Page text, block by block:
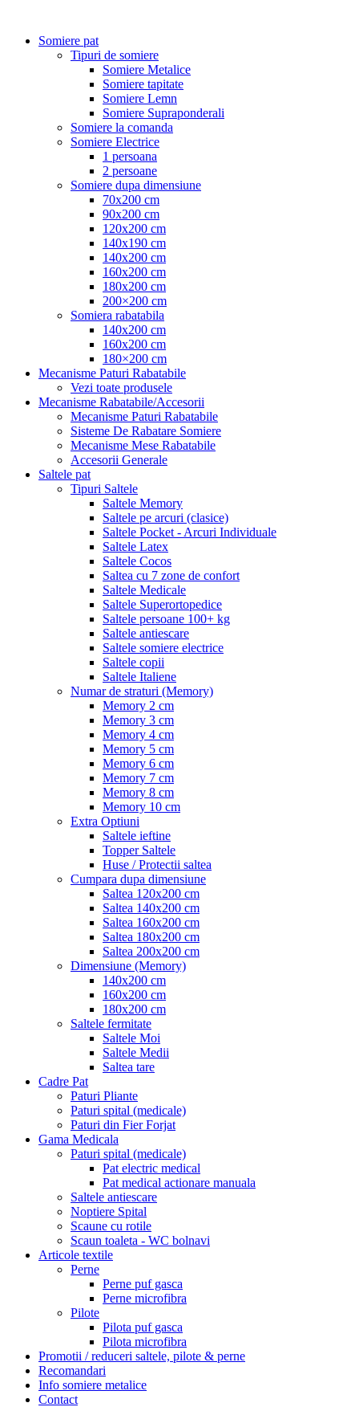
Somiere pat
Tipuri de somiere
Somiere Metalice
Somiere tapitate
Somiere Lemn
Somiere Supraponderali
Somiere la comanda
Somiere Electrice
1 persoana
2 persoane
Somiere dupa dimensiune
70x200 cm
90x200 cm
120x200 cm
140x190 cm
140x200 cm
160x200 cm
180x200 cm
200×200 cm
Somiera rabatabila
140x200 cm
160x200 cm
180×200 cm
Mecanisme Paturi Rabatabile
Vezi toate produsele
Mecanisme Rabatabile/Accesorii
Mecanisme Paturi Rabatabile
Sisteme De Rabatare Somiere
Mecanisme Mese Rabatabile
Accesorii Generale
Saltele pat
Tipuri Saltele
Saltele Memory
Saltele pe arcuri (clasice)
Saltele Pocket - Arcuri Individuale
Saltele Latex
Saltele Cocos
Saltea cu 7 zone de confort
Saltele Medicale
Saltele Superortopedice
Saltele persoane 100+ kg
Saltele antiescare
Saltele somiere electrice
Saltele copii
Saltele Italiene
Numar de straturi (Memory)
Memory 2 cm
Memory 3 cm
Memory 4 cm
Memory 5 cm
Memory 6 cm
Memory 7 cm
Memory 8 cm
Memory 10 cm
Extra Optiuni
Saltele ieftine
Topper Saltele
Huse / Protectii saltea
Cumpara dupa dimensiune
Saltea 120x200 cm
Saltea 140x200 cm
Saltea 160x200 cm
Saltea 180x200 cm
Saltea 200x200 cm
Dimensiune (Memory)
140x200 cm
160x200 cm
180x200 cm
Saltele fermitate
Saltele Moi
Saltele Medii
Saltea tare
Cadre Pat
Paturi Pliante
Paturi spital (medicale)
Paturi din Fier Forjat
Gama Medicala
Paturi spital (medicale)
Pat electric medical
Pat medical actionare manuala
Saltele antiescare
Noptiere Spital
Scaune cu rotile
Scaun toaleta - WC bolnavi
Articole textile
Perne
Perne puf gasca
Perne microfibra
Pilote
Pilota puf gasca
Pilota microfibra
Promotii / reduceri saltele, pilote & perne
Recomandari
Info somiere metalice
Contact